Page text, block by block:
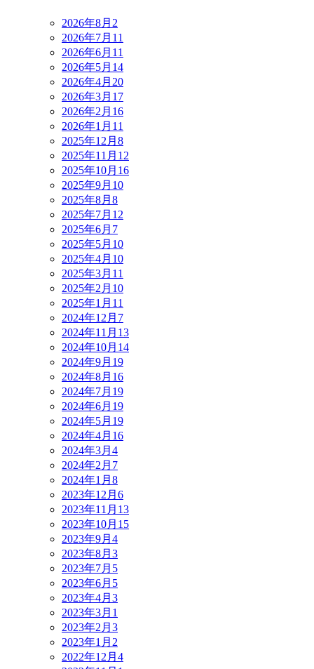
2026年8月 2
2026年7月 11
2026年6月 11
2026年5月 14
2026年4月 20
2026年3月 17
2026年2月 16
2026年1月 11
2025年12月 8
2025年11月 12
2025年10月 16
2025年9月 10
2025年8月 8
2025年7月 12
2025年6月 7
2025年5月 10
2025年4月 10
2025年3月 11
2025年2月 10
2025年1月 11
2024年12月 7
2024年11月 13
2024年10月 14
2024年9月 19
2024年8月 16
2024年7月 19
2024年6月 19
2024年5月 19
2024年4月 16
2024年3月 4
2024年2月 7
2024年1月 8
2023年12月 6
2023年11月 13
2023年10月 15
2023年9月 4
2023年8月 3
2023年7月 5
2023年6月 5
2023年4月 3
2023年3月 1
2023年2月 3
2023年1月 2
2022年12月 4